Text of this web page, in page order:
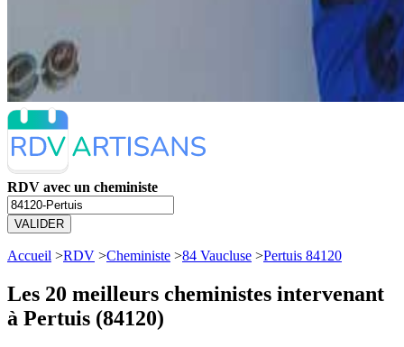
RDV avec un cheministe
VALIDER
Accueil >RDV >Cheministe >84 Vaucluse >Pertuis 84120
Les 20 meilleurs cheministes intervenant
à Pertuis (84120)